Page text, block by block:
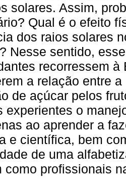
solares. Assim,
Qual é o efeito
dos raios solares
Nesse sentido,
recorressem
a relação entre
de açúcar pelos
experientes o
ao aprender a
e científica, bem
de uma
como profissionais